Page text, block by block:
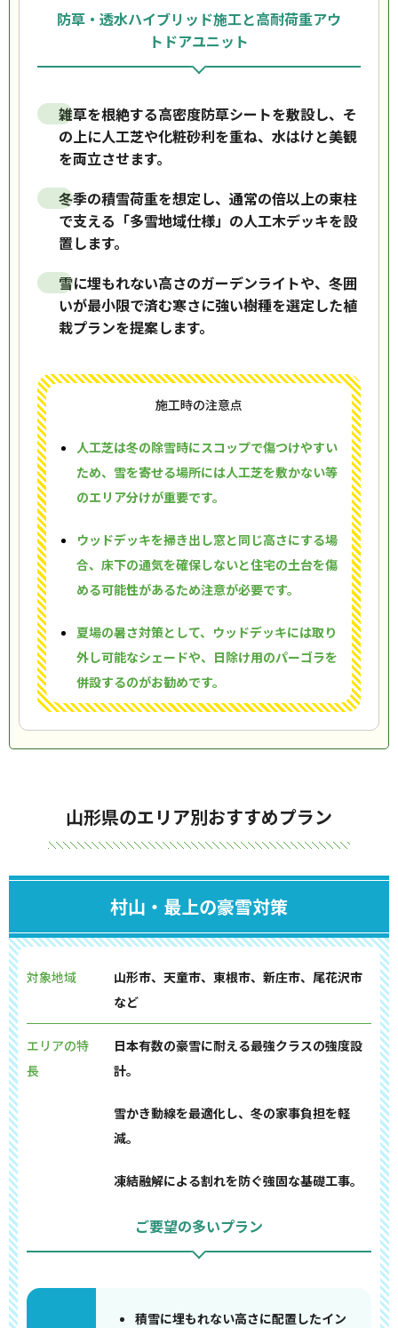
防草・透水ハイブリッド施工と高耐荷重アウ
トドアユニット
雑草を根絶する高密度防草シートを敷設し、そ
の上に人工芝や化粧砂利を重ね、水はけと美観
を両立させます。
冬季の積雪荷重を想定し、通常の倍以上の束柱
で支える「多雪地域仕様」の人工木デッキを設
置します。
雪に埋もれない高さのガーデンライトや、冬囲
いが最小限で済む寒さに強い樹種を選定した植
栽プランを提案します。
施工時の注意点
人工芝は冬の除雪時にスコップで傷つけやすい
ため、雪を寄せる場所には人工芝を敷かない等
のエリア分けが重要です。
ウッドデッキを掃き出し窓と同じ高さにする場
合、床下の通気を確保しないと住宅の土台を傷
める可能性があるため注意が必要です。
夏場の暑さ対策として、ウッドデッキには取り
外し可能なシェードや、日除け用のパーゴラを
併設するのがお勧めです。
山形県のエリア別おすすめプラン
村山・最上の豪雪対策
対象地域
山形市、天童市、東根市、新庄市、尾花沢市
など
エリアの特
長
日本有数の豪雪に耐える最強クラスの強度設
計。
雪かき動線を最適化し、冬の家事負担を軽
減。
凍結融解による割れを防ぐ強固な基礎工事。
ご要望の多いプラン
積雪に埋もれない高さに配置したイン